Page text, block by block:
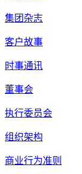
集团杂志
客户故事
时事通讯
董事会
执行委员会
组织架构
商业行为准则